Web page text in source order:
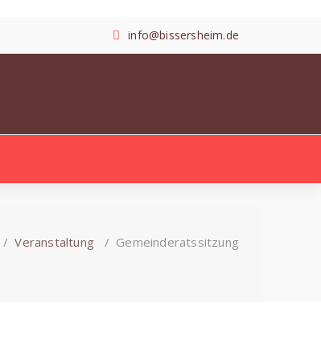
info@bissersheim.de
for:
/Veranstaltung / Gemeinderatssitzung